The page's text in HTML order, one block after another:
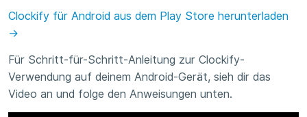
Clockify für Android aus dem Play Store herunterladen
→
Für Schritt-für-Schritt-Anleitung zur Clockify-
Verwendung auf deinem Android-Gerät, sieh dir das
Video an und folge den Anweisungen unten.